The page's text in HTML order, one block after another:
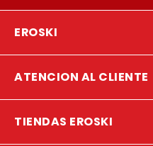
EROSKI
ATENCION AL CLIENTE
TIENDAS EROSKI